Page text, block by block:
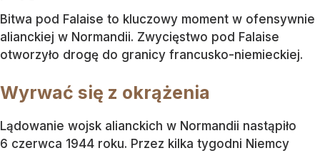
Bitwa pod Falaise to kluczowy moment w ofensywnie
alianckiej w Normandii. Zwycięstwo pod Falaise
otworzyło drogę do granicy francusko-niemieckiej.
Wyrwać się z okrążenia
Lądowanie wojsk alianckich w Normandii nastąpiło
6 czerwca 1944 roku. Przez kilka tygodni Niemcy